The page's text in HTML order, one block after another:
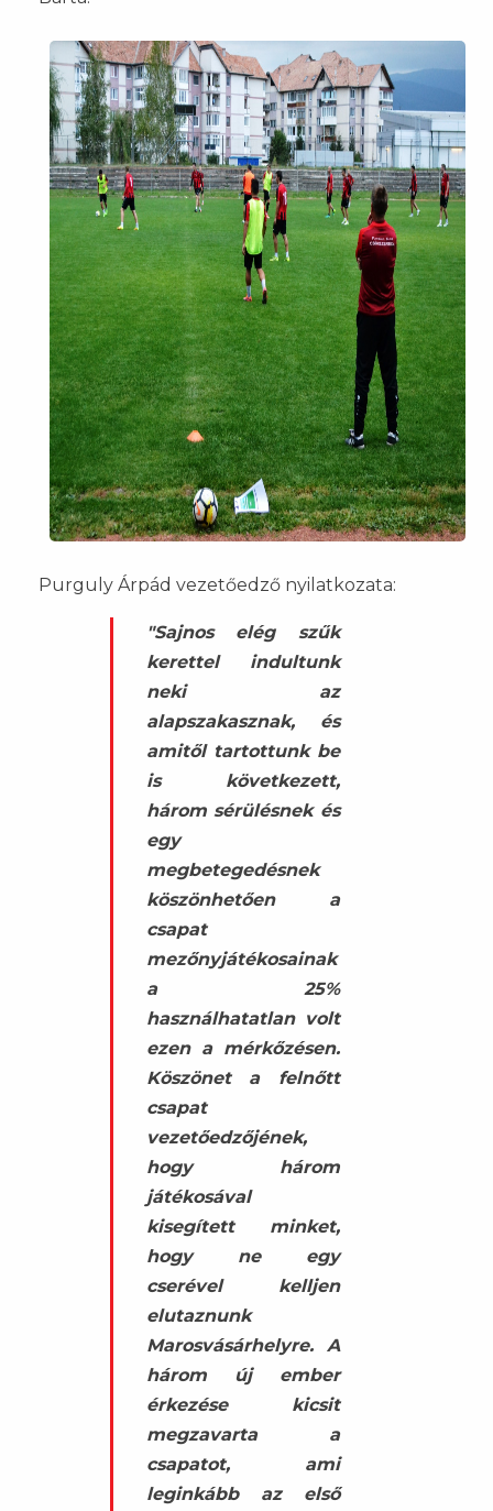
Purguly Árpád vezetőedző nyilatkozata:
"Sajnos elég szűk
kerettel indultunk
neki az
alapszakasznak, és
amitől tartottunk be
is következett,
három sérülésnek és
egy
megbetegedésnek
köszönhetően a
csapat
mezőnyjátékosainak
a 25%
használhatatlan volt
ezen a mérkőzésen.
Köszönet a felnőtt
csapat
vezetőedzőjének,
hogy három
játékosával
kisegített minket,
hogy ne egy
cserével kelljen
elutaznunk
Marosvásárhelyre. A
három új ember
érkezése kicsit
megzavarta a
csapatot, ami
leginkább az első